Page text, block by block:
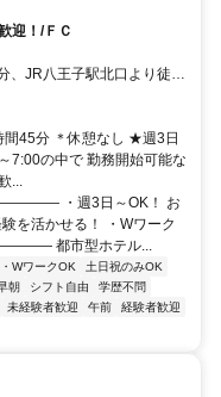
迎！/ＦＣ
JR八王子駅北口より徒歩
間45分 ＊休憩なし ★週3日
7:00の中で 勤務開始可能な
...
・週3日～OK！ お
を活かせる！ ・Wワーク
都市型ホテル...
WワークOK
土日祝のみOK
朝 シフト自由
学歴不問
未経験者歓迎 午前
経験者歓迎